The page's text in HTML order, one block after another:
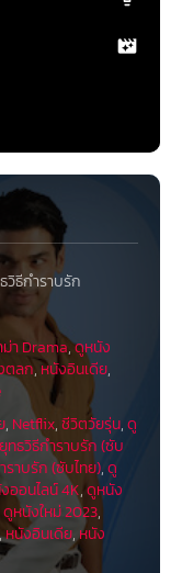
วิธีกำราบรัก
า Drama,ดูหนัง
ตลก,หนังอินเดีย,
, Netflix,ชีวิตวัยรุ่น,ดู
ทธวิธีกำราบรัก (ซับ
าบรัก (ซับไทย),ดู
ออนไลน์ 4K,ดูหนัง
ดูหนังใหม่ 2023,
,หนังอินเดีย,หนัง